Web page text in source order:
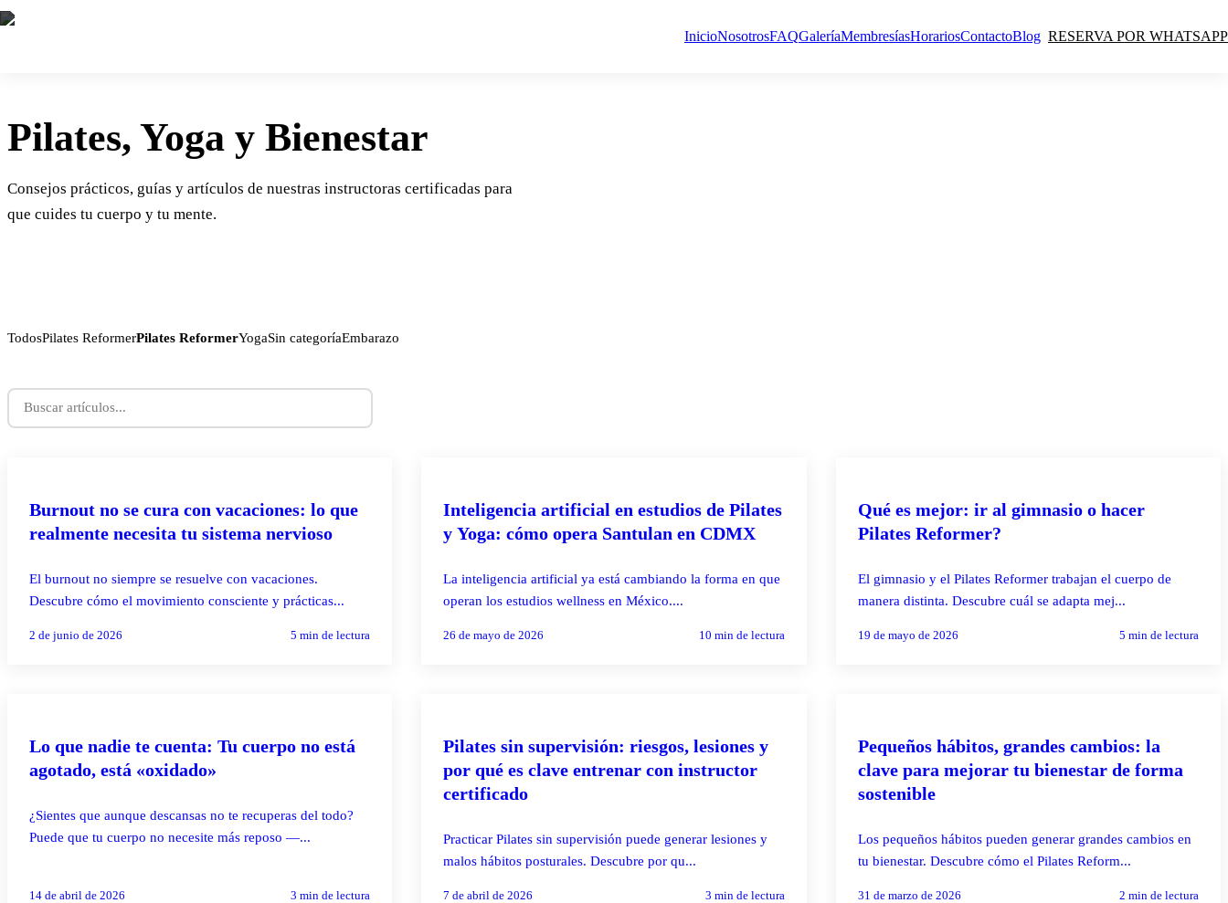
InicioNosotrosFAQGaleríaMembresíasHorariosContactoBlog RESERVA POR WHATSAPP
Pilates, Yoga y Bienestar
Consejos prácticos, guías y artículos de nuestras instructoras certificadas para
que cuides tu cuerpo y tu mente.
TodosPilates ReformerPilates ReformerYogaSin categoríaEmbarazo
Burnout no se cura con vacaciones: lo que
realmente necesita tu sistema nervioso
El burnout no siempre se resuelve con vacaciones.
Descubre cómo el movimiento consciente y prácticas...
2 de junio de 2026 5 min de lectura
Inteligencia artificial en estudios de Pilates
y Yoga: cómo opera Santulan en CDMX
La inteligencia artificial ya está cambiando la forma en que
operan los estudios wellness en México....
26 de mayo de 2026 10 min de lectura
Qué es mejor: ir al gimnasio o hacer
Pilates Reformer?
El gimnasio y el Pilates Reformer trabajan el cuerpo de
manera distinta. Descubre cuál se adapta mej...
19 de mayo de 2026 5 min de lectura
Lo que nadie te cuenta: Tu cuerpo no está
agotado, está «oxidado»
¿Sientes que aunque descansas no te recuperas del todo?
Puede que tu cuerpo no necesite más reposo —...
14 de abril de 2026 3 min de lectura
Pilates sin supervisión: riesgos, lesiones y
por qué es clave entrenar con instructor
certificado
Practicar Pilates sin supervisión puede generar lesiones y
malos hábitos posturales. Descubre por qu...
7 de abril de 2026 3 min de lectura
Pequeños hábitos, grandes cambios: la
clave para mejorar tu bienestar de forma
sostenible
Los pequeños hábitos pueden generar grandes cambios en
tu bienestar. Descubre cómo el Pilates Reform...
31 de marzo de 2026 2 min de lectura